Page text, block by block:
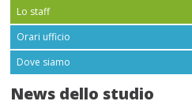
Lo staff
Orari ufficio
Dove siamo
News dello studio